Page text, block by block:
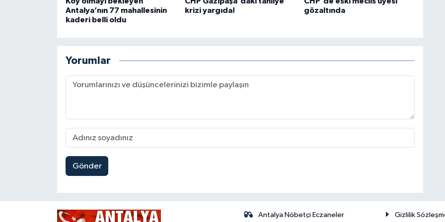
Antalya’nın 77 mahallesinin
kaderi belli oldu
krizi yargıda!
gözaltında
Yorumlar
Gönder
Antalya Nöbetçi Eczaneler Gizlilik